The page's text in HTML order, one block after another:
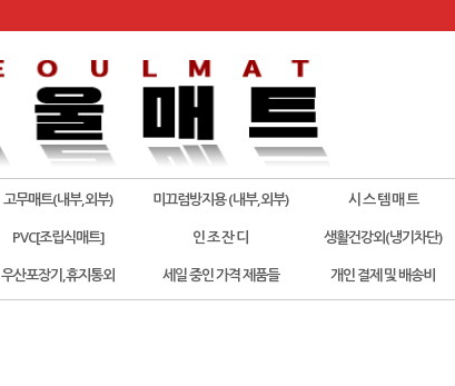
고무매트(내부,외부) 미끄럼방지용 (내부,외부) 시 스 템 매 트
PVC[조립식매트] 인 조 잔 디 생활건강외(냉기차단)
우산포장기,휴지통외 세일 중인 가격 제품들 개인 결제 및 배송비